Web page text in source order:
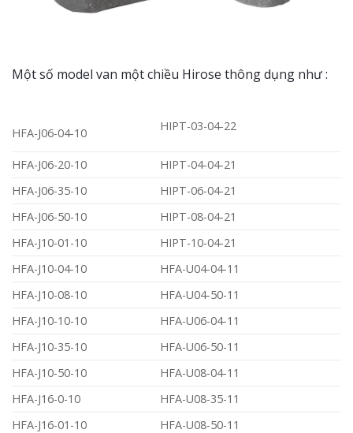
Một số model van một chiều Hirose thông dụng như :
HFA-J06-04-10 HIPT-03-04-22
HFA-J06-20-10
HIPT-04-04-21
HFA-J06-35-10
HIPT-06-04-21
HFA-J06-50-10
HIPT-08-04-21
HFA-J10-01-10
HIPT-10-04-21
HFA-J10-04-10
HFA-U04-04-11
HFA-J10-08-10
HFA-U04-50-11
HFA-J10-10-10
HFA-U06-04-11
HFA-J10-35-10
HFA-U06-50-11
HFA-J10-50-10
HFA-U08-04-11
HFA-J16-0-10
HFA-U08-35-11
HFA-J16-01-10
HFA-U08-50-11